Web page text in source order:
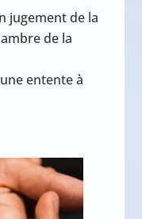
jugement de la
de la
entente à